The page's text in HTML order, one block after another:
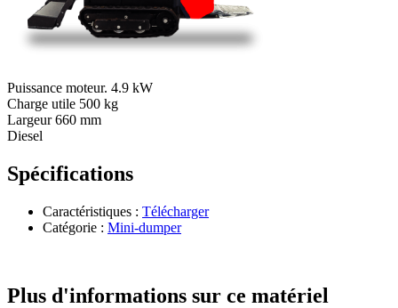
Puissance moteur. 4.9 kW
Charge utile 500 kg
Largeur 660 mm
Diesel
Spécifications
Caractéristiques : Télécharger
Catégorie : Mini-dumper
Plus d'informations sur ce matériel